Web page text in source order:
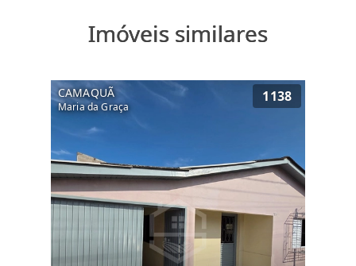
Imóveis similares
CAMAQUÃ
Maria da Graça
1138